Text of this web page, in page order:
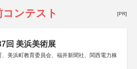
ンテスト [PR]
回 美浜美術展
、美浜町教育委員会、福井新聞社、関西電力株